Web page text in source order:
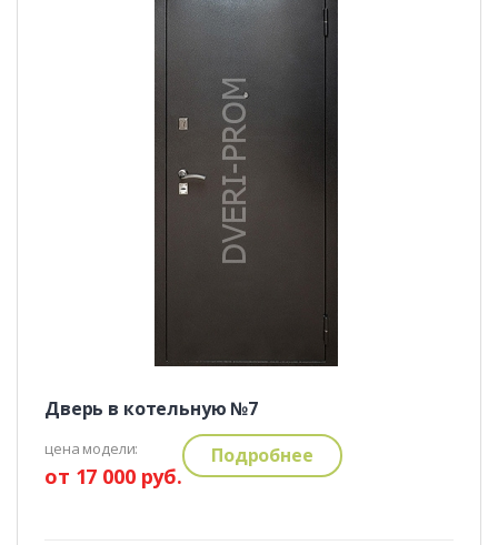
Дверь в котельную №7
цена модели:
от 17 000 руб.
Подробнее